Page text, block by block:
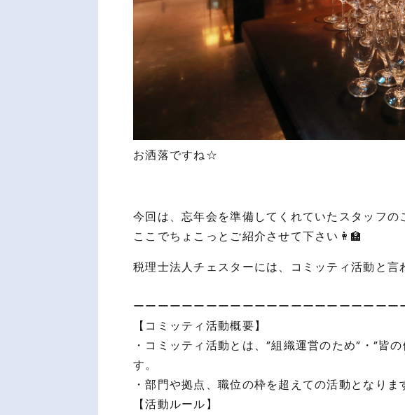
お洒落ですね☆
今回は、忘年会を準備してくれていたスタッフの
ここでちょこっとご紹介させて下さい👩‍🏫
税理士法人チェスターには、コミッティ活動と言
ーーーーーーーーーーーーーーーーーーーーーー
【コミッティ活動概要】
・コミッティ活動とは、”組織運営のため”・”皆
す。
・部門や拠点、職位の枠を超えての活動となりま
【活動ルール】